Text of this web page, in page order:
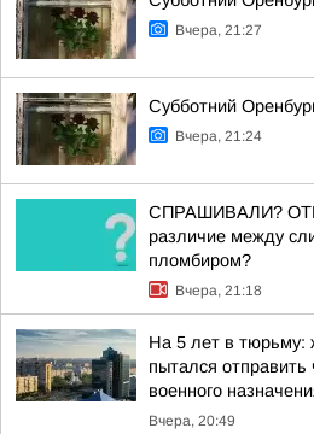
Вчера, 21:27
Субботний
Вчера, 21:24
СПРАШИВАЛИ?
различие между
пломбиром?
Вчера, 21:18
На 5 лет в тюрьму:
пытался отправить
военного
Вчера, 20:49